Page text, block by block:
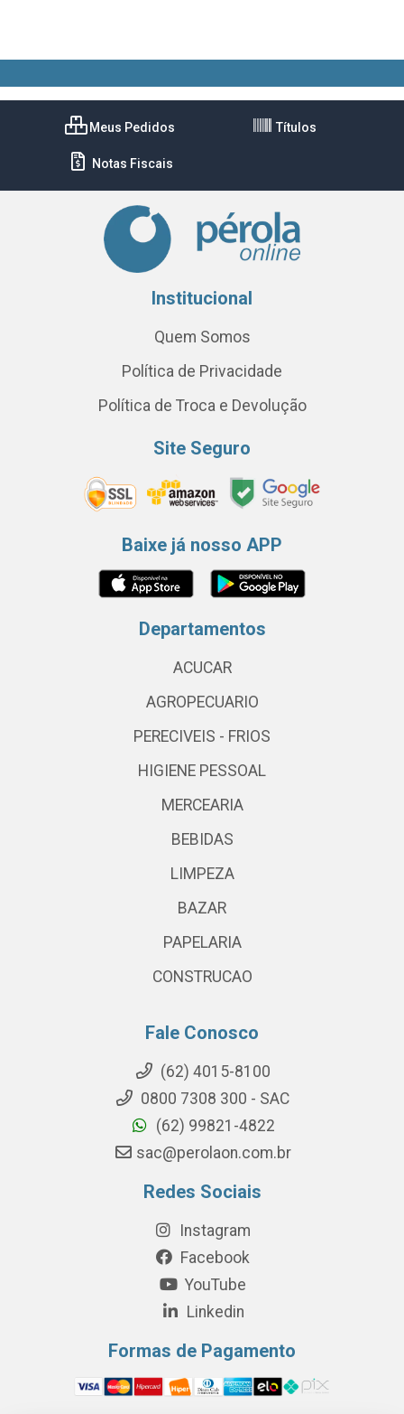
Meus Pedidos Títulos
Notas Fiscais
Institucional
Quem Somos
Política de Privacidade
Política de Troca e Devolução
Site Seguro
Baixe já nosso APP
Departamentos
ACUCAR
AGROPECUARIO
PERECIVEIS - FRIOS
HIGIENE PESSOAL
MERCEARIA
BEBIDAS
LIMPEZA
BAZAR
PAPELARIA
CONSTRUCAO
Fale Conosco
(62) 4015-8100
0800 7308 300 - SAC
(62) 99821-4822
sac@perolaon.com.br
Redes Sociais
Instagram
Facebook
YouTube
Linkedin
Formas de Pagamento